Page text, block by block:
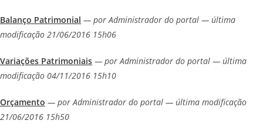
Balanço Patrimonial — por Administrador do portal — última
modificação 21/06/2016 15h06
Variações Patrimoniais — por Administrador do portal — última
modificação 04/11/2016 15h10
Orçamento — por Administrador do portal — última modificação
21/06/2016 15h50